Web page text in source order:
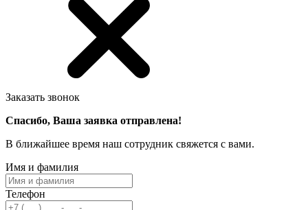
Заказать звонок
Спасибо, Ваша заявка отправлена!
В ближайшее время наш сотрудник свяжется с вами.
Имя и фамилия
Телефон